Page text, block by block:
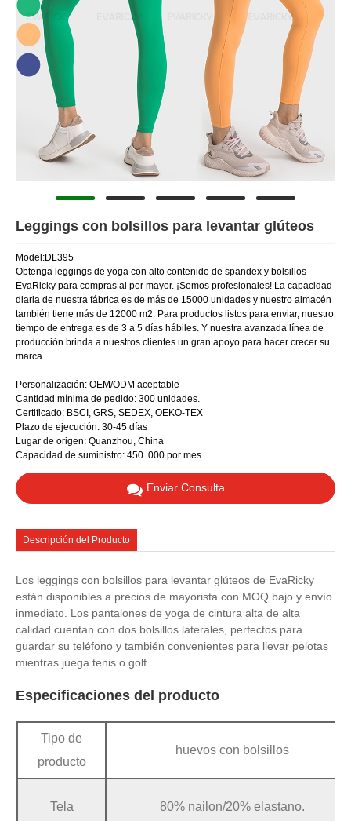
Leggings con bolsillos para levantar glúteos
Model:DL395
Obtenga leggings de yoga con alto contenido de spandex y bolsillos
EvaRicky para compras al por mayor. ¡Somos profesionales! La capacidad
diaria de nuestra fábrica es de más de 15000 unidades y nuestro almacén
también tiene más de 12000 m2. Para productos listos para enviar, nuestro
tiempo de entrega es de 3 a 5 días hábiles. Y nuestra avanzada línea de
producción brinda a nuestros clientes un gran apoyo para hacer crecer su
marca.
Personalización: OEM/ODM aceptable
Cantidad mínima de pedido: 300 unidades.
Certificado: BSCI, GRS, SEDEX, OEKO-TEX
Plazo de ejecución: 30-45 días
Lugar de origen: Quanzhou, China
Capacidad de suministro: 450. 000 por mes
Enviar Consulta
Descripción del Producto
Los leggings con bolsillos para levantar glúteos de EvaRicky
están disponibles a precios de mayorista con MOQ bajo y envío
inmediato. Los pantalones de yoga de cintura alta de alta
calidad cuentan con dos bolsillos laterales, perfectos para
guardar su teléfono y también convenientes para llevar pelotas
mientras juega tenis o golf.
Especificaciones del producto
Tipo de
producto
huevos con bolsillos
Tela 80% nailon/20% elastano.